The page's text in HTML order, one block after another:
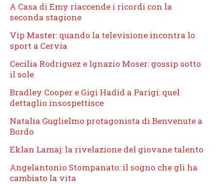
A Casa di Emy riaccende i ricordi con la
seconda stagione
Vip Master: quando la televisione incontra lo
sport a Cervia
Cecilia Rodriguez e Ignazio Moser: gossip sotto
il sole
Bradley Cooper e Gigi Hadid a Parigi: quel
dettaglio insospettisce
Natalia Guglielmo protagonista di Benvenute a
Bordo
Eklan Lamaj: la rivelazione del giovane talento
Angelantonio Stompanato: il sogno che gli ha
cambiato la vita